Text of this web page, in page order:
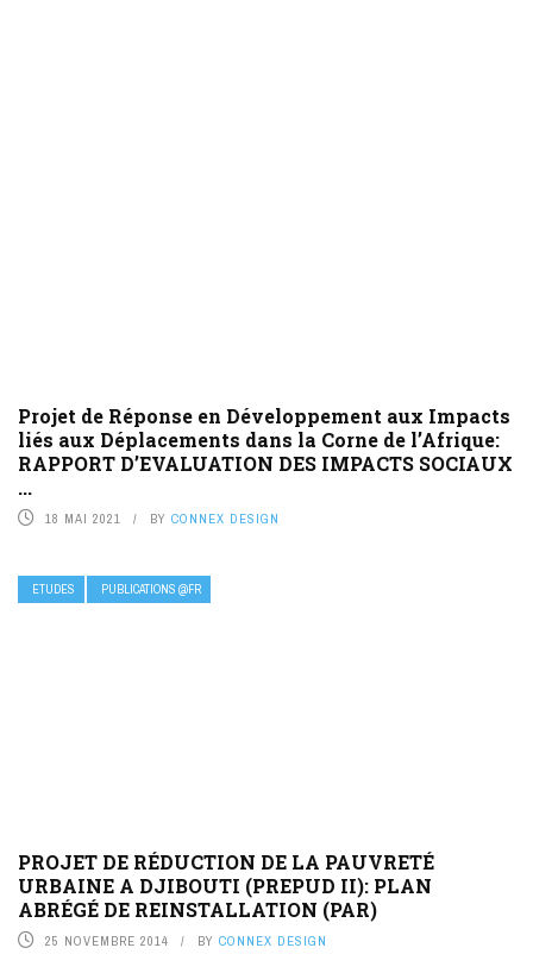
Projet de Réponse en Développement aux Impacts
liés aux Déplacements dans la Corne de l’Afrique:
RAPPORT D’EVALUATION DES IMPACTS SOCIAUX
...
18 MAI 2021 BY CONNEX DESIGN
ETUDES PUBLICATIONS @FR
PROJET DE RÉDUCTION DE LA PAUVRETÉ
URBAINE A DJIBOUTI (PREPUD II): PLAN
ABRÉGÉ DE REINSTALLATION (PAR)
25 NOVEMBRE 2014 BY CONNEX DESIGN